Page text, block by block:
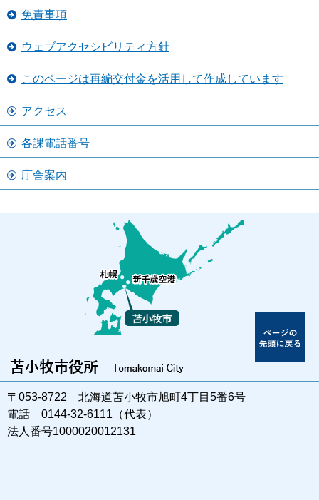
免責事項
ウェブアクセシビリティ方針
このページは再編交付金を活用して作成しています
アクセス
各課電話番号
庁舎案内
〒053-8722 北海道苫小牧市旭町4丁目5番6号
電話 0144-32-6111（代表）
法人番号1000020012131